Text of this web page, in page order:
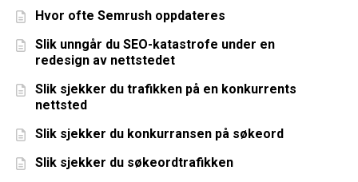
Hvor ofte Semrush oppdateres
Slik unngår du SEO-katastrofe under en
redesign av nettstedet
Slik sjekker du trafikken på en konkurrents
nettsted
Slik sjekker du konkurransen på søkeord
Slik sjekker du søkeordtrafikken